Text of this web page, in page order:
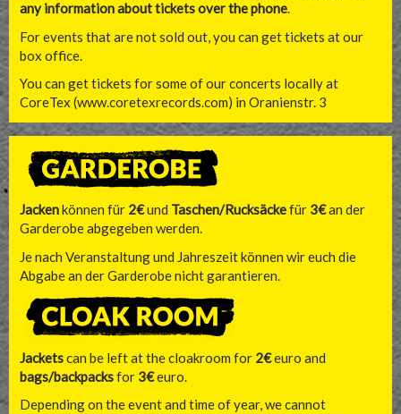
any information about tickets over the phone.
For events that are not sold out, you can get tickets at our
box office.
You can get tickets for some of our concerts locally at
CoreTex (www.coretexrecords.com) in Oranienstr. 3
Jackenkönnen für 2€und Taschen/Rucksäckefür 3€an der
Garderobe abgegeben werden.
Je nach Veranstaltung und Jahreszeit können wir euch die
Abgabe an der Garderobe nicht garantieren.
Jacketscan be left at the cloakroom for 2€euro and
bags/backpacksfor 3€euro.
Depending on the event and time of year, we cannot